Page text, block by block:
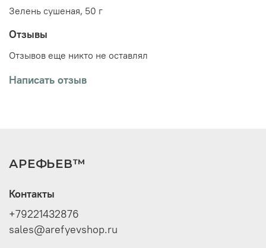
Зелень сушеная, 50 г
Отзывы
Отзывов еще никто не оставлял
Написать отзыв
АРЕФЬЕВ™
Контакты
+79221432876
sales@arefyevshop.ru